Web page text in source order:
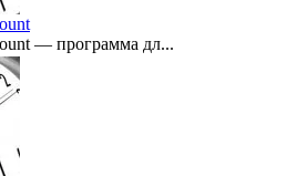
— программа дл...